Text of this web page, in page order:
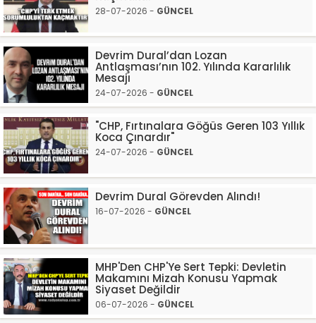
28-07-2026 - GÜNCEL
Devrim Dural’dan Lozan
Antlaşması’nın 102. Yılında Kararlılık
Mesajı
24-07-2026 - GÜNCEL
"CHP, ​Fırtınalara Göğüs Geren 103 Yıllık
Koca Çınardır"
24-07-2026 - GÜNCEL
Devrim Dural Görevden Alındı!
16-07-2026 - GÜNCEL
​MHP'Den CHP'Ye Sert Tepki: Devletin
Makamını Mizah Konusu Yapmak
Siyaset Değildir
06-07-2026 - GÜNCEL